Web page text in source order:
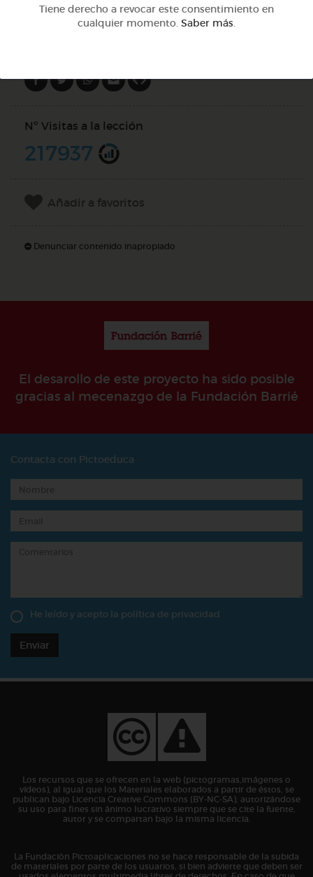
DOCS (3)
Nº Visitas a la lección
217937
Añadir a favoritos
Denunciar contenido inapropiado
El desarollo de este proyecto ha sido posible
gracias al mecenazgo de la Fundación Barrié
Contacta con Pictoeduca
He leído y acepto la política de privacidad
Enviar
Los recursos que se ofrecen en la web (pictogramas,imágenes o
vídeos), al igual que los Materiales elaborados a partir de éstos, se
publican bajo Licencia Creative Commons (BY-NC-SA), autorizándose
su uso para fines sin ánimo lucrativo siempre que se cite la fuente,
autor y se compartan bajo la misma licencia.
La Fundación Pictoaplicaciones no se hace responsable de la subida
de materiales por parte de los usuarios, si bien advierte que deben ser
Tiene derecho a revocar este consentimiento en
cualquier momento. Saber más.